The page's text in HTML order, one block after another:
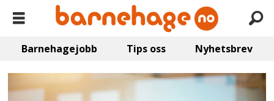
Barnehagejobb Tips oss Nyhetsbrev